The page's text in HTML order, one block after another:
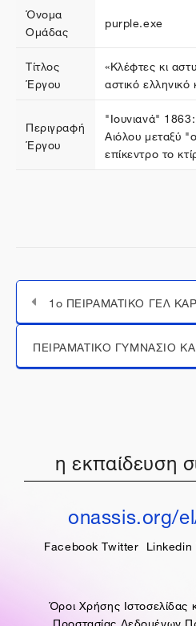
Όνομα
Ομάδας
purple.exe
Τίτλος
Έργου
«Κλέφτες κι
αστικό ελληνικό
Περιγραφή
Έργου
"Ιουνιανά"
Αιόλου μεταξύ
επίκεντρο το
Μεταπήδηση σε...
η εκπαίδευση
onassis.org/
Facebook Twitter Linkedin
Όροι Χρήσης Ιστοσελίδας
Προστασίας Δεδομένων